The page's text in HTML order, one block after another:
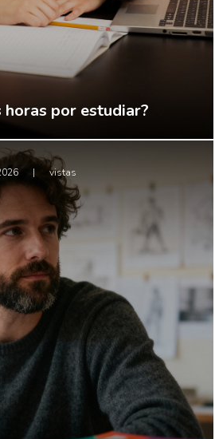
horas por estudiar?
| vistas